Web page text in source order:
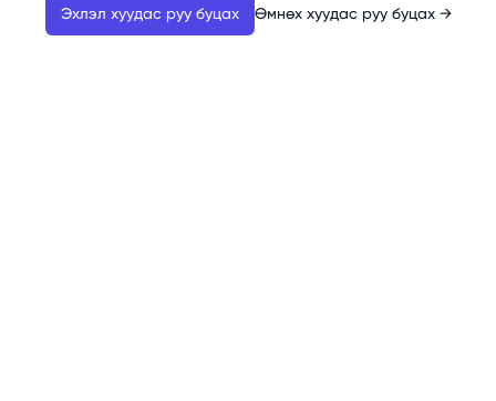
Эхлэл хуудас руу буцах Өмнөх хуудас руу буцах →